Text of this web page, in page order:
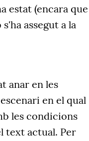
estat (encara que
assegut a la
anar en les
en el qual
les condicions
text actual. Per